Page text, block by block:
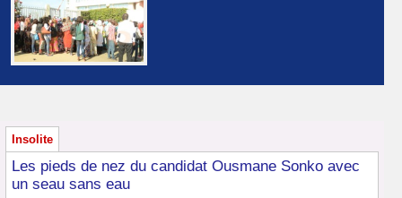
Insolite
Les pieds de nez du candidat Ousmane Sonko avec
un seau sans eau